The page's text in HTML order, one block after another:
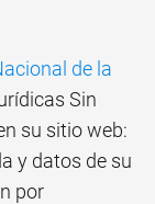
de la
Sin
su sitio web:
y datos de su
por